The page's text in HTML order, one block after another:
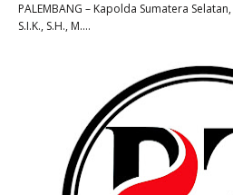
PALEMBANG – Kapolda Sumatera
S.I.K., S.H., M.…